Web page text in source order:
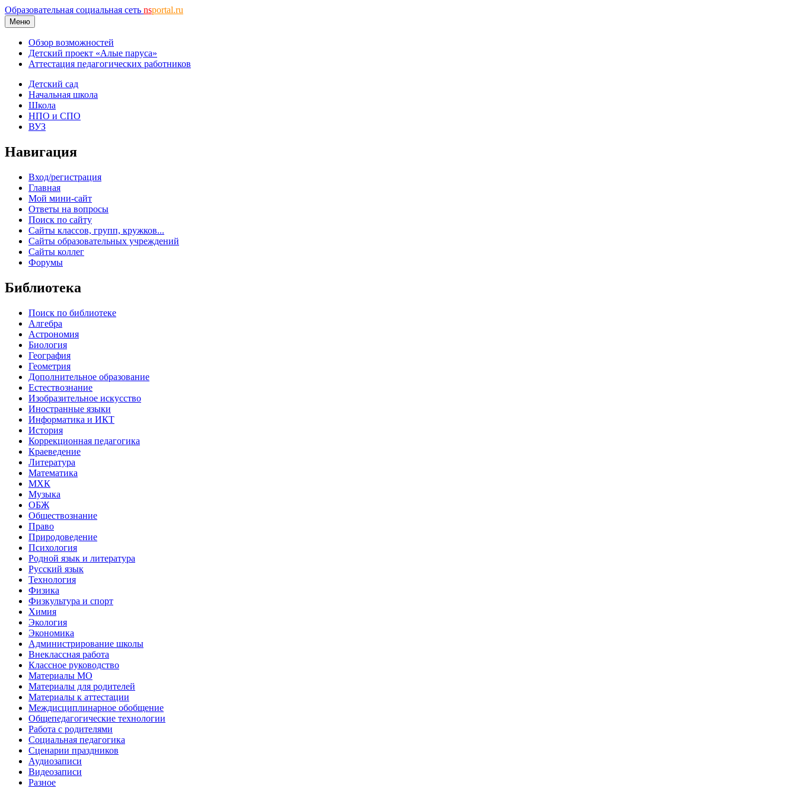
Образовательная социальная сеть nsportal.ru
Меню
Обзор возможностей
Детский проект «Алые паруса»
Аттестация педагогических работников
Детский сад
Начальная школа
Школа
НПО и СПО
ВУЗ
Навигация
Вход/регистрация
Главная
Мой мини-сайт
Ответы на вопросы
Поиск по сайту
Сайты классов, групп, кружков...
Сайты образовательных учреждений
Сайты коллег
Форумы
Библиотека
Поиск по библиотеке
Алгебра
Астрономия
Биология
География
Геометрия
Дополнительное образование
Естествознание
Изобразительное искусство
Иностранные языки
Информатика и ИКТ
История
Коррекционная педагогика
Краеведение
Литература
Математика
МХК
Музыка
ОБЖ
Обществознание
Право
Природоведение
Психология
Родной язык и литература
Русский язык
Технология
Физика
Физкультура и спорт
Химия
Экология
Экономика
Администрирование школы
Внеклассная работа
Классное руководство
Материалы МО
Материалы для родителей
Материалы к аттестации
Междисциплинарное обобщение
Общепедагогические технологии
Работа с родителями
Социальная педагогика
Сценарии праздников
Аудиозаписи
Видеозаписи
Разное